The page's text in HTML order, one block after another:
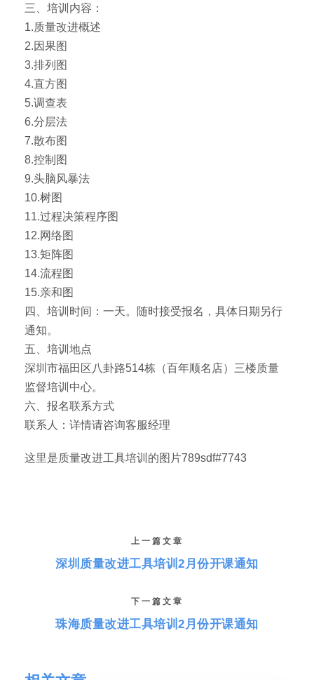
三、培训内容：
1.质量改进概述
2.因果图
3.排列图
4.直方图
5.调查表
6.分层法
7.散布图
8.控制图
9.头脑风暴法
10.树图
11.过程决策程序图
12.网络图
13.矩阵图
14.流程图
15.亲和图
四、培训时间：一天。随时接受报名，具体日期另行
通知。
五、培训地点
深圳市福田区八卦路514栋（百年顺名店）三楼质量
监督培训中心。
六、报名联系方式
联系人：详情请咨询客服经理
这里是质量改进工具培训的图片789sdf#7743
上一篇文章
深圳质量改进工具培训2月份开课通知
下一篇文章
珠海质量改进工具培训2月份开课通知